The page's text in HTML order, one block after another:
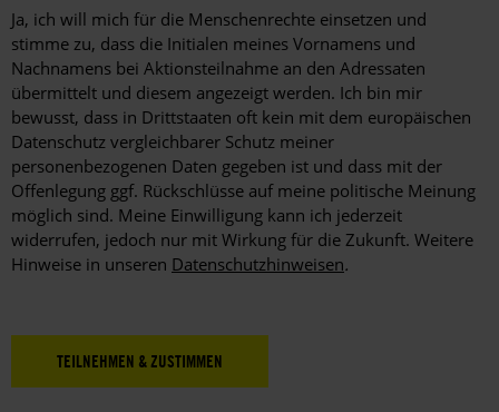
Profildaten
(Vorname,
erster
Buchstabe
des
Nachnamens)
dürfen
bei
Aktionsteilnahme
angezeigt
werden.
Ja, ich will mich für die Menschenrechte einsetzen und
stimme zu, dass die Initialen meines Vornamens und
Nachnamens bei Aktionsteilnahme an den Adressaten
übermittelt und diesem angezeigt werden. Ich bin mir
bewusst, dass in Drittstaaten oft kein mit dem europäischen
Datenschutz vergleichbarer Schutz meiner
personenbezogenen Daten gegeben ist und dass mit der
Offenlegung ggf. Rückschlüsse auf meine politische Meinung
möglich sind. Meine Einwilligung kann ich jederzeit
widerrufen, jedoch nur mit Wirkung für die Zukunft. Weitere
Hinweise in unseren Datenschutzhinweisen.